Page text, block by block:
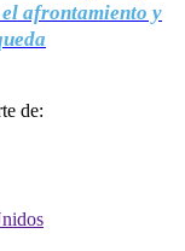
afrontamiento y
de: